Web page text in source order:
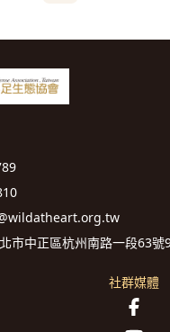
市中正區杭州南路一段63號
社群媒體